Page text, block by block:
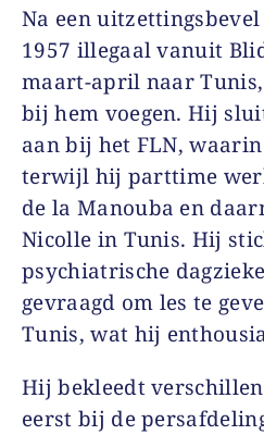
Na een
1957 illegaal vanuit
maart-april naar
bij hem voegen. Hij
aan bij het FLN,
terwijl hij parttime
de la Manouba en
Nicolle in Tunis. Hij
psychiatrische
gevraagd om les te
Tunis, wat hij
Hij bekleedt
eerst bij de